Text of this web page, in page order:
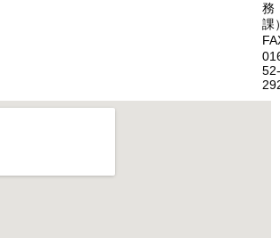
務
課
52-